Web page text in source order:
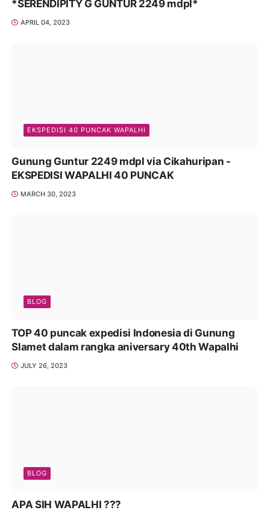
*SERENDIPITY G GUNTUR 2249 mdpl*
APRIL 04, 2023
EKSPEDISI 40 PUNCAK WAPALHI
Gunung Guntur 2249 mdpl via Cikahuripan -
EKSPEDISI WAPALHI 40 PUNCAK
MARCH 30, 2023
BLOG
TOP 40 puncak expedisi Indonesia di Gunung
Slamet dalam rangka aniversary 40th Wapalhi
JULY 26, 2023
BLOG
APA SIH WAPALHI ???